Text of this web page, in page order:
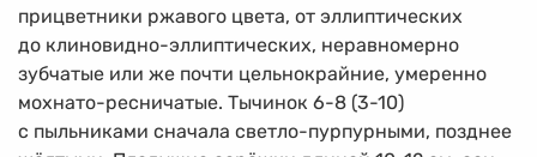
прицветники ржавого цвета, от эллиптических
до клиновидно-эллиптических, неравномерно
зубчатые или же почти цельнокрайние, умеренно
мохнато-ресничатые. Тычинок 6-8 (3-10)
с пыльниками сначала светло-пурпурными, позднее